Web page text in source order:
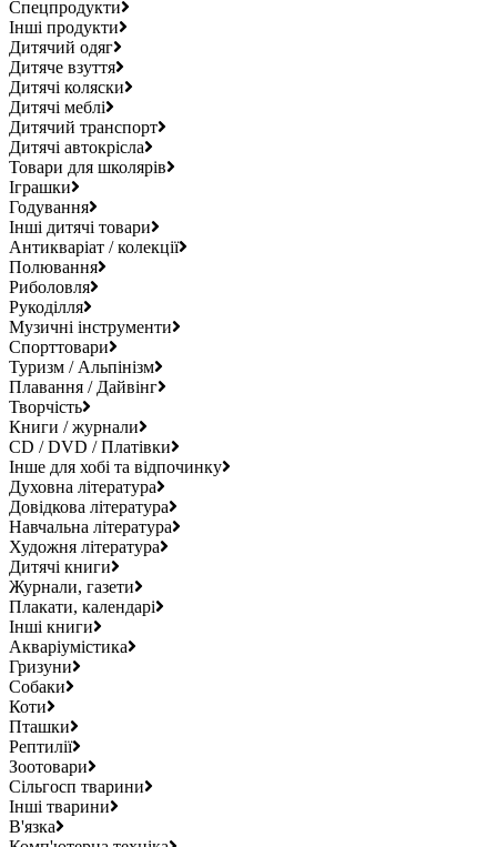
Спецпродукти
Інші продукти
Дитячий одяг
Дитяче взуття
Дитячі коляски
Дитячі меблі
Дитячий транспорт
Дитячі автокрісла
Товари для школярів
Іграшки
Годування
Інші дитячі товари
Антикваріат / колекції
Полювання
Риболовля
Рукоділля
Музичні інструменти
Спорттовари
Туризм / Альпінізм
Плавання / Дайвінг
Творчість
Книги / журнали
CD / DVD / Платівки
Інше для хобі та відпочинку
Духовна література
Довідкова література
Навчальна література
Художня література
Дитячі книги
Журнали, газети
Плакати, календарі
Інші книги
Акваріумістика
Гризуни
Собаки
Коти
Пташки
Рептилії
Зоотовари
Сільгосп тварини
Інші тварини
В'язка